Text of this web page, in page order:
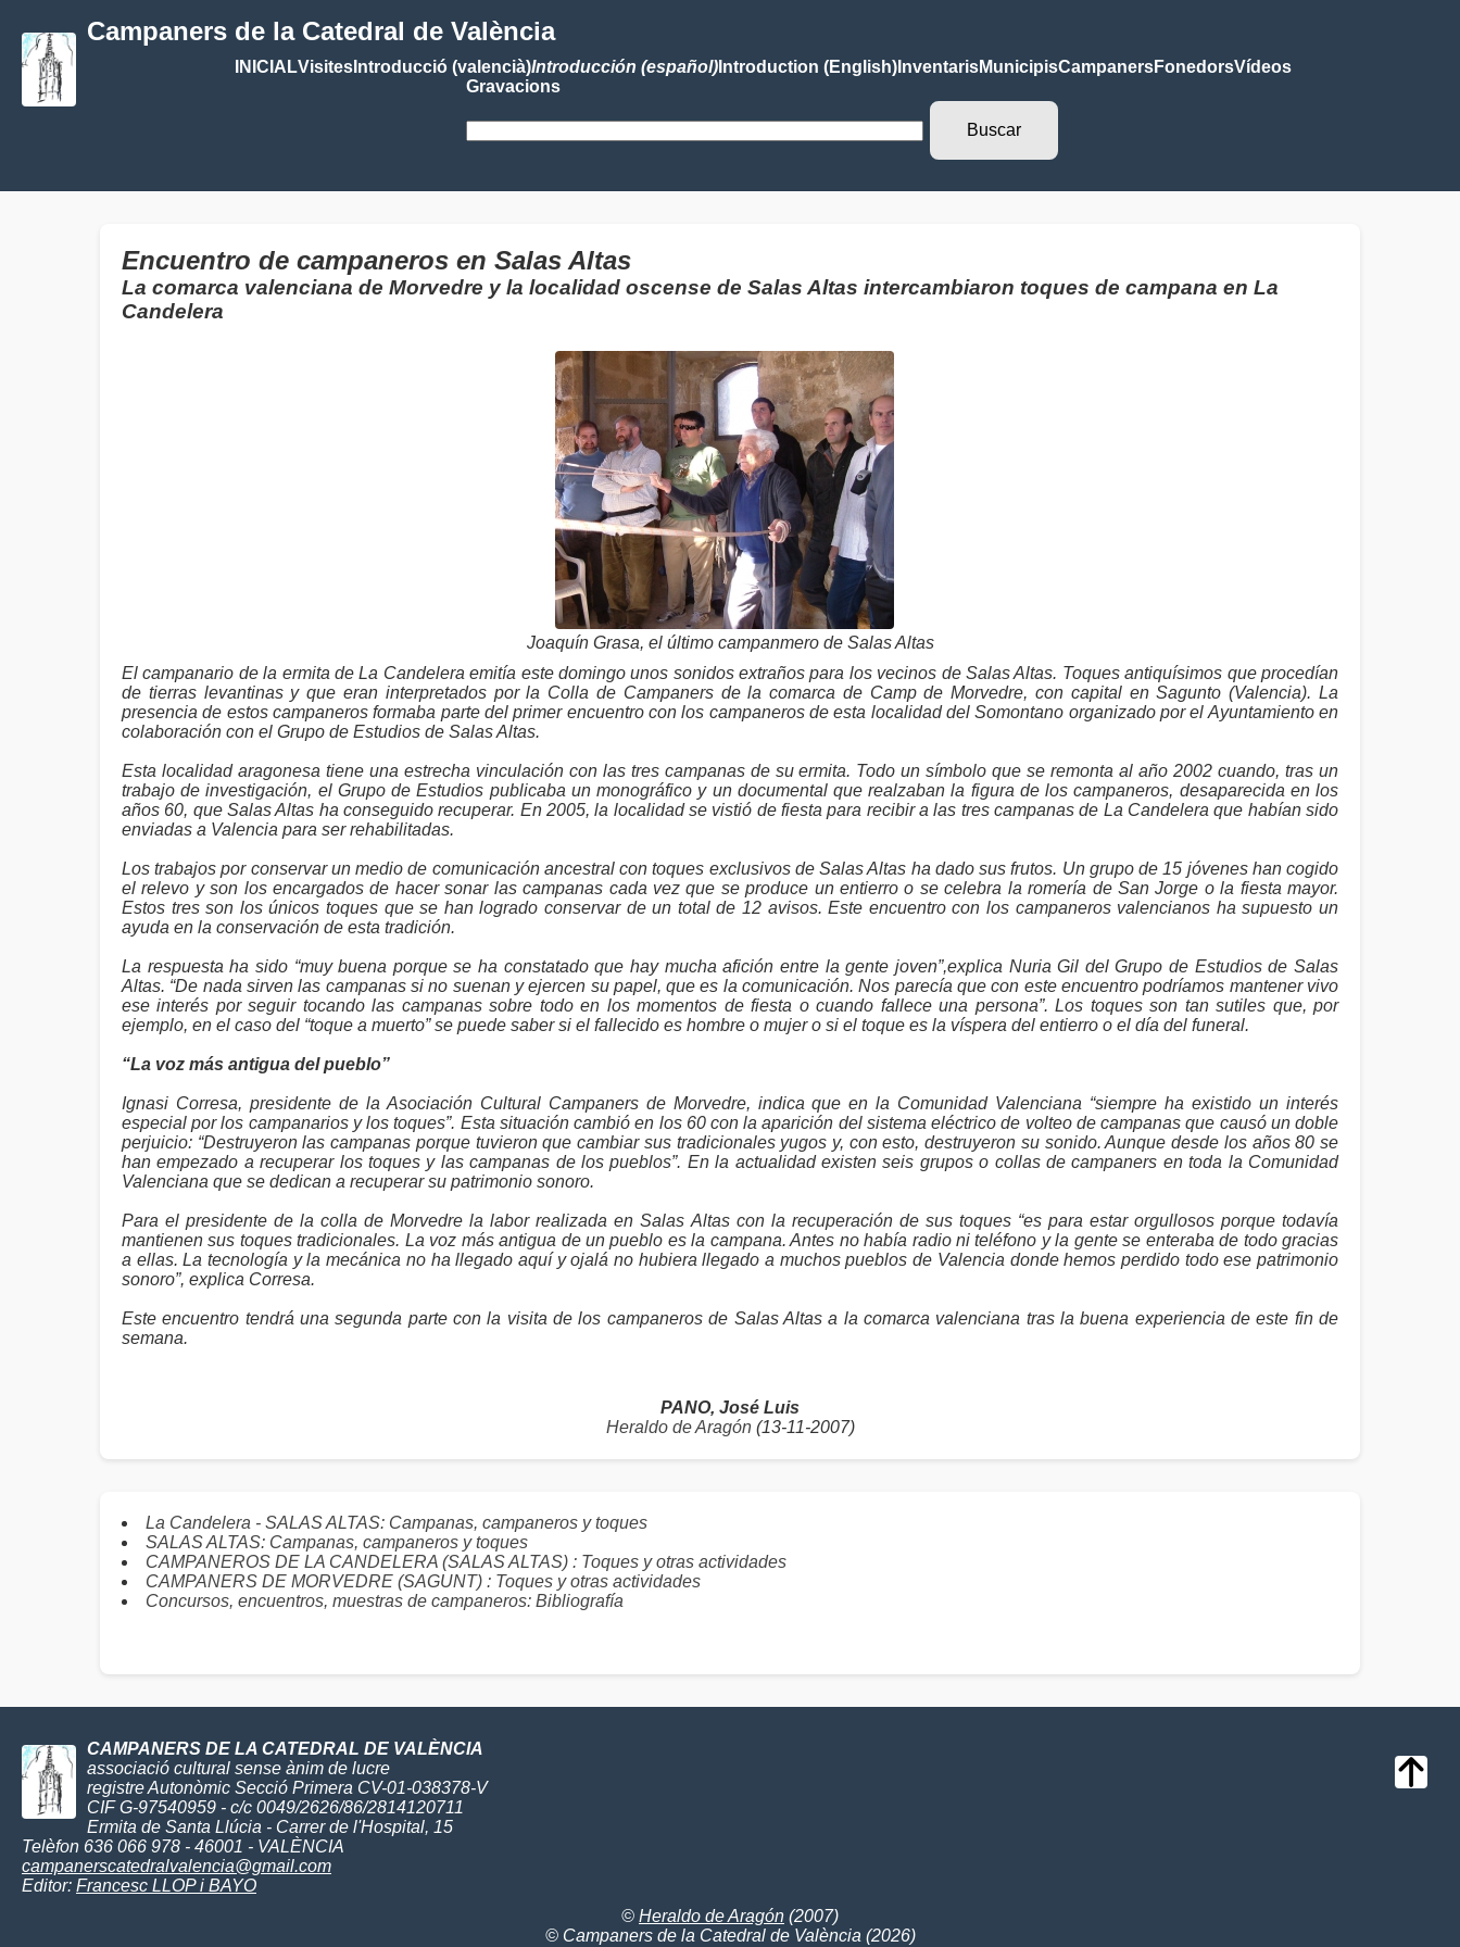
Campaners de la Catedral de València
INICIALVisitesIntroducció (valencià)Introducción (español)Introduction (English)InventarisMunicipisCampanersFonedorsVídeos
Gravacions
Encuentro de campaneros en Salas Altas
La comarca valenciana de Morvedre y la localidad oscense de Salas Altas intercambiaron toques de campana en La
Candelera
Joaquín Grasa, el último campanmero de Salas Altas
El campanario de la ermita de La Candelera emitía este domingo unos sonidos extraños para los vecinos de Salas Altas. Toques antiquísimos que procedían
de tierras levantinas y que eran interpretados por la Colla de Campaners de la comarca de Camp de Morvedre, con capital en Sagunto (Valencia). La
presencia de estos campaneros formaba parte del primer encuentro con los campaneros de esta localidad del Somontano organizado por el Ayuntamiento en
colaboración con el Grupo de Estudios de Salas Altas.
Esta localidad aragonesa tiene una estrecha vinculación con las tres campanas de su ermita. Todo un símbolo que se remonta al año 2002 cuando, tras un
trabajo de investigación, el Grupo de Estudios publicaba un monográfico y un documental que realzaban la figura de los campaneros, desaparecida en los
años 60, que Salas Altas ha conseguido recuperar. En 2005, la localidad se vistió de fiesta para recibir a las tres campanas de La Candelera que habían sido
enviadas a Valencia para ser rehabilitadas.
Los trabajos por conservar un medio de comunicación ancestral con toques exclusivos de Salas Altas ha dado sus frutos. Un grupo de 15 jóvenes han cogido
el relevo y son los encargados de hacer sonar las campanas cada vez que se produce un entierro o se celebra la romería de San Jorge o la fiesta mayor.
Estos tres son los únicos toques que se han logrado conservar de un total de 12 avisos. Este encuentro con los campaneros valencianos ha supuesto un
ayuda en la conservación de esta tradición.
La respuesta ha sido “muy buena porque se ha constatado que hay mucha afición entre la gente joven”,explica Nuria Gil del Grupo de Estudios de Salas
Altas. “De nada sirven las campanas si no suenan y ejercen su papel, que es la comunicación. Nos parecía que con este encuentro podríamos mantener vivo
ese interés por seguir tocando las campanas sobre todo en los momentos de fiesta o cuando fallece una persona”. Los toques son tan sutiles que, por
ejemplo, en el caso del “toque a muerto” se puede saber si el fallecido es hombre o mujer o si el toque es la víspera del entierro o el día del funeral.
“La voz más antigua del pueblo”
Ignasi Corresa, presidente de la Asociación Cultural Campaners de Morvedre, indica que en la Comunidad Valenciana “siempre ha existido un interés
especial por los campanarios y los toques”. Esta situación cambió en los 60 con la aparición del sistema eléctrico de volteo de campanas que causó un doble
perjuicio: “Destruyeron las campanas porque tuvieron que cambiar sus tradicionales yugos y, con esto, destruyeron su sonido. Aunque desde los años 80 se
han empezado a recuperar los toques y las campanas de los pueblos”. En la actualidad existen seis grupos o collas de campaners en toda la Comunidad
Valenciana que se dedican a recuperar su patrimonio sonoro.
Para el presidente de la colla de Morvedre la labor realizada en Salas Altas con la recuperación de sus toques “es para estar orgullosos porque todavía
mantienen sus toques tradicionales. La voz más antigua de un pueblo es la campana. Antes no había radio ni teléfono y la gente se enteraba de todo gracias
a ellas. La tecnología y la mecánica no ha llegado aquí y ojalá no hubiera llegado a muchos pueblos de Valencia donde hemos perdido todo ese patrimonio
sonoro”, explica Corresa.
Este encuentro tendrá una segunda parte con la visita de los campaneros de Salas Altas a la comarca valenciana tras la buena experiencia de este fin de
semana.
PANO, José Luis
Heraldo de Aragón(13-11-2007)
La Candelera - SALAS ALTAS: Campanas, campaneros y toques
SALAS ALTAS: Campanas, campaneros y toques
CAMPANEROS DE LA CANDELERA (SALAS ALTAS) : Toques y otras actividades
CAMPANERS DE MORVEDRE (SAGUNT) : Toques y otras actividades
Concursos, encuentros, muestras de campaneros: Bibliografía
CAMPANERS DE LA CATEDRAL DE VALÈNCIA
associació cultural sense ànim de lucre
registre Autonòmic Secció Primera CV-01-038378-V
CIF G-97540959 - c/c 0049/2626/86/2814120711
Ermita de Santa Llúcia - Carrer de l'Hospital, 15
Telèfon 636 066 978 - 46001 - VALÈNCIA
campanerscatedralvalencia@gmail.com
Editor: Francesc LLOP i BAYO
© Heraldo de Aragón (2007)
© Campaners de la Catedral de València (2026)